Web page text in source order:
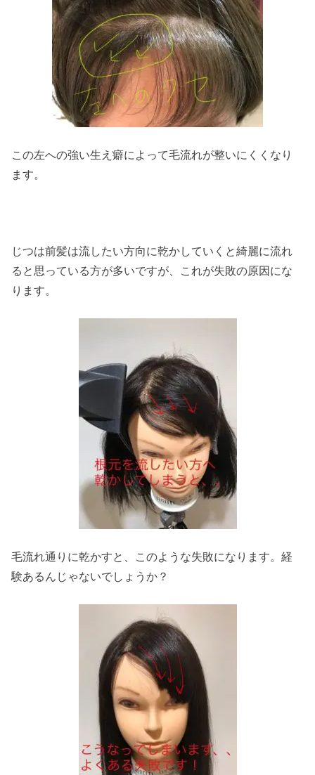
この左への強い生え癖によって毛流れが整いにくくなり
ます。
じつは前髪は流したい方向に乾かしていくと綺麗に流れ
ると思っている方が多いですが、これが失敗の原因にな
ります。
毛流れ通りに乾かすと、このような失敗になります。経
験あるんじゃないでしょうか？